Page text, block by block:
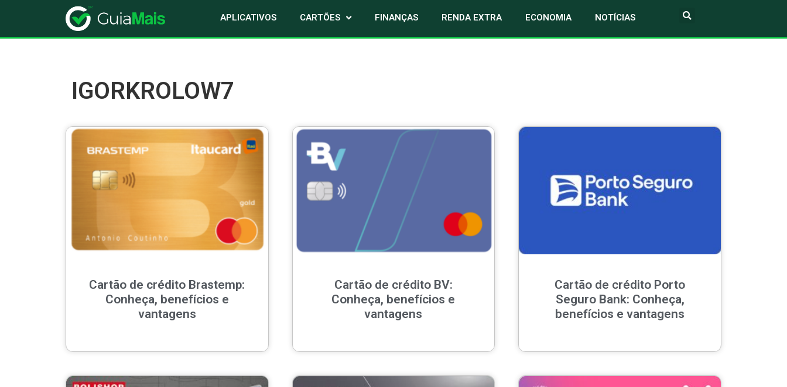
APLICATIVOS CARTÕES FINANÇAS RENDA EXTRA ECONOMIA NOTÍCIAS
IGORKROLOW7
Cartão de crédito Brastemp:
Conheça, benefícios e
vantagens
Cartão de crédito BV:
Conheça, benefícios e
vantagens
Cartão de crédito Porto
Seguro Bank: Conheça,
benefícios e vantagens